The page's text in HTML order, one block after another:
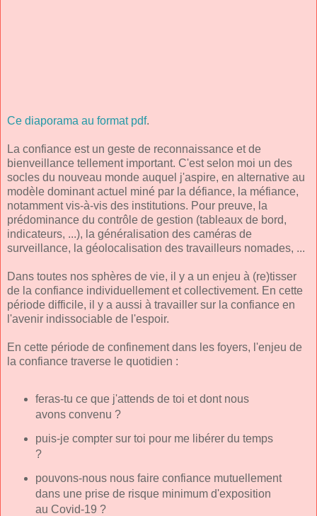
Ce diaporama au format pdf.
La confiance est un geste de reconnaissance et de
bienveillance tellement important. C'est selon moi un des
socles du nouveau monde auquel j'aspire, en alternative au
modèle dominant actuel miné par la défiance, la méfiance,
notamment vis-à-vis des institutions. Pour preuve, la
prédominance du contrôle de gestion (tableaux de bord,
indicateurs, ...), la généralisation des caméras de
surveillance, la géolocalisation des travailleurs nomades, ...
Dans toutes nos sphères de vie, il y a un enjeu à (re)tisser
de la confiance individuellement et collectivement. En cette
période difficile, il y a aussi à travailler sur la confiance en
l'avenir indissociable de l'espoir.
En cette période de confinement dans les foyers, l'enjeu de
la confiance traverse le quotidien :
feras-tu ce que j'attends de toi et dont nous
avons convenu ?
puis-je compter sur toi pour me libérer du temps
?
pouvons-nous nous faire confiance mutuellement
dans une prise de risque minimum d'exposition
au Covid-19 ?